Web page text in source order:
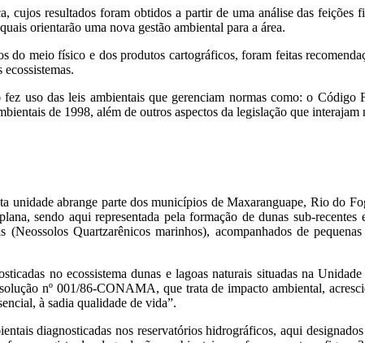
cujos resultados foram obtidos a partir de uma análise das
orientarão uma nova gestão ambiental para a área.
do meio físico e dos produtos cartográficos, foram feitas
fez uso das leis ambientais que gerenciam normas como: o
de 1998, além de outros aspectos da legislação que interajam
unidade abrange parte dos municípios de Maxaranguape, Rio do
sendo aqui representada pela formação de dunas sub-
(Neossolos Quartzarênicos marinhos), acompanhados de
no ecossistema dunas e lagoas naturais situadas na
nº 001/86-CONAMA, que trata de impacto ambiental,
à sadia qualidade de vida”.
diagnosticadas nos reservatórios hidrográficos, aqui